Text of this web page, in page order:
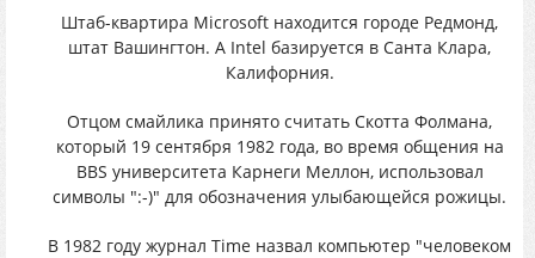
Штаб-квартира Microsoft находится городе Редмонд,
штат Вашингтон. А Intel базируется в Санта Клара,
Калифорния.
Отцом смайлика принято считать Скотта Фолмана,
который 19 сентября 1982 года, во время общения на
BBS университета Карнеги Меллон, использовал
символы ":-)" для обозначения улыбающейся рожицы.
В 1982 году журнал Time назвал компьютер "человеком